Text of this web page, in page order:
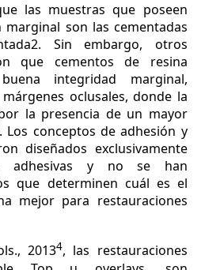
las muestras que poseen
son las cementadas
Sin embargo, otros
que cementos de resina
integridad marginal,
oclusales, donde la
la presencia de un mayor
Los conceptos de adhesión y
diseñados exclusivamente
adhesivas y no se han
que determinen cuál es el
mejor para restauraciones
20134, las restauraciones